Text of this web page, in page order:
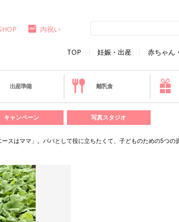
TOP 妊娠・出産 赤ちゃん
内祝い
出産準備 離乳食
キャンペーン 写真スタジオ
スはママ」。パパとして役に立ちたくて、子どものための5つの